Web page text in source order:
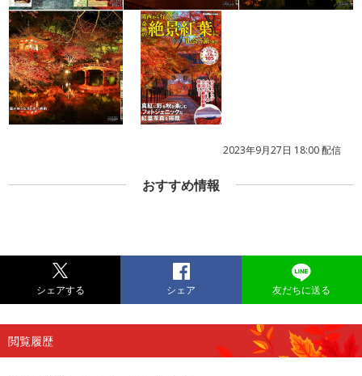
2023年9月27日 18:00 配信
おすすめ情報
シェアする シェア 友だちに送る
閲覧履歴